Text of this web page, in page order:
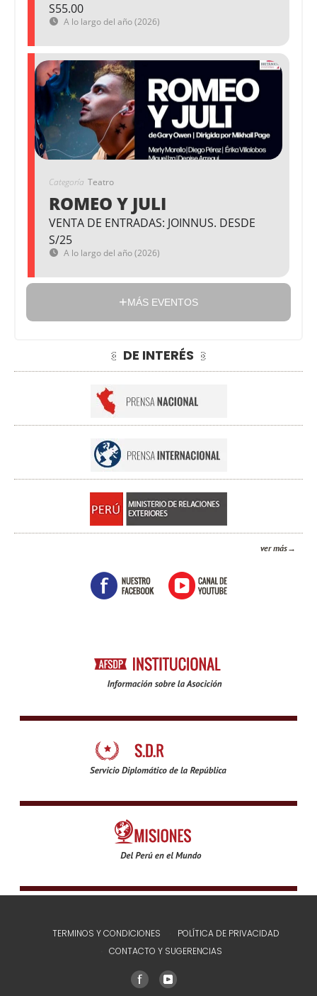
S55.00
A lo largo del año (2026)
Categoría Teatro
ROMEO Y JULI
VENTA DE ENTRADAS: JOINNUS. DESDE
S/25
A lo largo del año (2026)
MÁS EVENTOS
DE INTERÉS
ver más
TERMINOS Y CONDICIONES
POLÍTICA DE PRIVACIDAD
CONTACTO Y SUGERENCIAS